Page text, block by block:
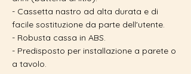
- Cassetta nastro ad alta durata e di
facile sostituzione da parte dell'utente.
- Robusta cassa in ABS.
- Predisposto per installazione a parete o
a tavolo.